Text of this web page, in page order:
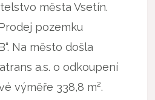
města Vsetín.
pozemku
Na město došla
a.s. o odkoupení
výměře 338,8 m².